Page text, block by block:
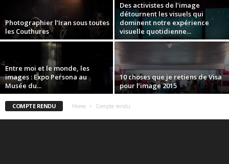
Photographier l’Iran sous toutes
les Couthures
Des activistes de l’image
détournent les visuels qui
dominent notre expérience
visuelle quotidienne...
Entre moi et le monde, les
images : Expo Persona au
Musée du...
10 choses que je retiens de Visa
pour l’image 2015
COMPTE RENDU Home Compte rendu